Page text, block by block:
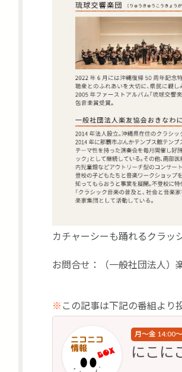
カチャーシーも踊れるクラッ
お問合せ：（一般社団法人
※ この記事は下記の番組より
月～金 14:00
にこに